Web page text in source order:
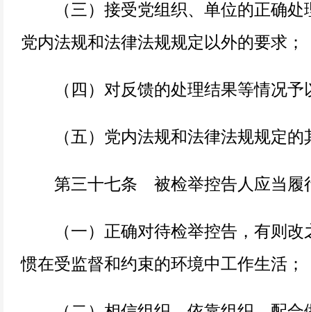
（三）接受党组织、单位的正确处
党内法规和法律法规规定以外的要求；
（四）对反馈的处理结果等情况予
（五）党内法规和法律法规规定的
第三十七条 被检举控告人应当履
（一）正确对待检举控告，有则改
惯在受监督和约束的环境中工作生活；